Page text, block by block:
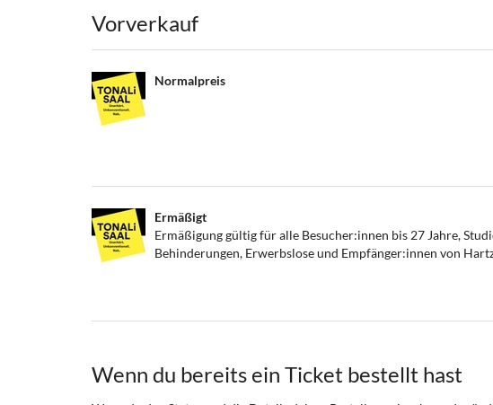
Produkte
Vorverkauf
Normalpreis
Ermäßigt
Ermäßigung gültig für alle Besucher:innen bis 27 Jahre,
Behinderungen, Erwerbslose und Empfänger:innen von
Wenn du bereits ein Ticket bestellt hast